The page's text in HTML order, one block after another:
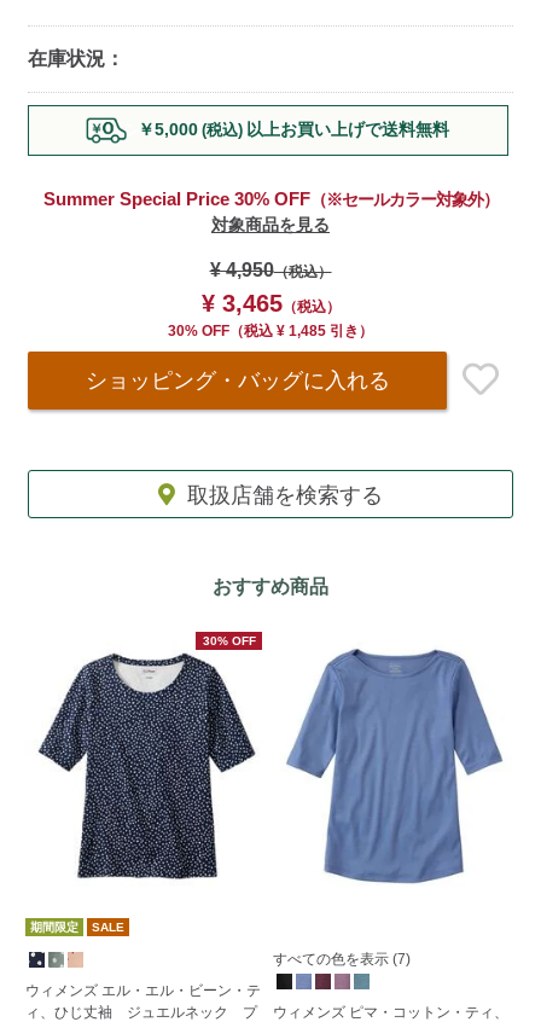
在庫状況：
Add
cart
options
￥5,000 (税込) 以上お買い上げで送料無料
Summer Special Price 30% OFF（※セールカラー対象外）
対象商品を見る
¥ 4,950（税込）
¥ 3,465（税込）
30% OFF （税込 ¥ 1,485 引き）
ショッピング・バッグに入れる
取扱店舗を検索する
おすすめ商品
30% OFF
期間限定 SALE
ウィメンズ エル・エル・ビーン・テ
ィ、ひじ丈袖 ジュエルネック プ
すべての色を表示 (7)
ウィメンズ ピマ・コットン・ティ、